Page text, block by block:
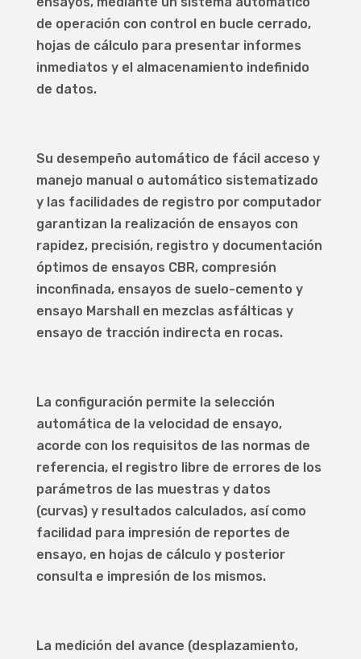
de operación con control en bucle cerrado,
hojas de cálculo para presentar informes
inmediatos y el almacenamiento indefinido
de datos.
Su desempeño automático de fácil acceso y
manejo manual o automático sistematizado
y las facilidades de registro por computador
garantizan la realización de ensayos con
rapidez, precisión, registro y documentación
óptimos de ensayos CBR, compresión
inconfinada, ensayos de suelo-cemento y
ensayo Marshall en mezclas asfálticas y
ensayo de tracción indirecta en rocas.
La configuración permite la selección
automática de la velocidad de ensayo,
acorde con los requisitos de las normas de
referencia, el registro libre de errores de los
parámetros de las muestras y datos
(curvas) y resultados calculados, así como
facilidad para impresión de reportes de
ensayo, en hojas de cálculo y posterior
consulta e impresión de los mismos.
La medición del avance (desplazamiento,